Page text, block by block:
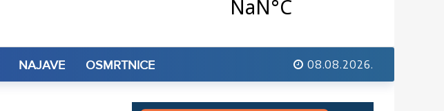
NAJAVE OSMRTNICE 08.08.2026.